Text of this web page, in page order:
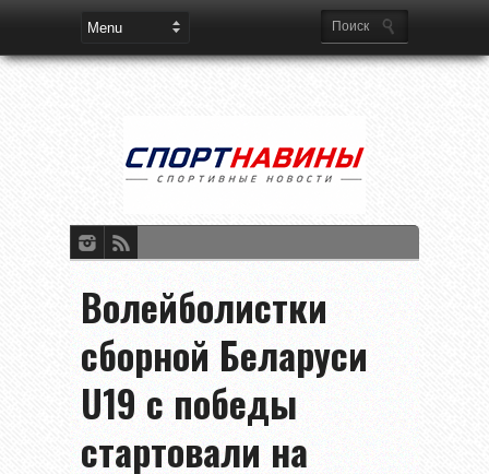
Волейболистки
сборной Беларуси
U19 с победы
стартовали на